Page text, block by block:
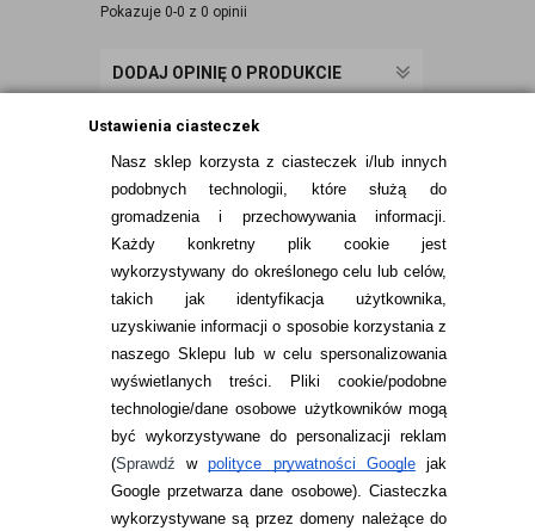
Ustawienia ciasteczek
Nasz sklep korzysta z ciasteczek i/lub innych
podobnych technologii, które służą do
gromadzenia i przechowywania informacji.
Każdy konkretny plik cookie jest
wykorzystywany do określonego celu lub celów,
takich jak identyfikacja użytkownika,
uzyskiwanie informacji o sposobie korzystania z
naszego Sklepu lub w celu spersonalizowania
wyświetlanych treści.
Pliki cookie/podobne
technologie/dane osobowe użytkowników mogą
być wykorzystywane do personalizacji reklam
(Sprawdźwpolityce prywatności Googlejak
Google przetwarza dane osobowe). Ciasteczka
wykorzystywane są przez domeny należące do
Pokazuje 0-0 z 0 opinii
DODAJ OPINIĘ O PRODUKCIE
INFORMACJE KONTAKTOWE
JAK ZAMAWIAĆ?
ZWROTY I REKLAMACJA
WARUNKI ZAKUPÓW